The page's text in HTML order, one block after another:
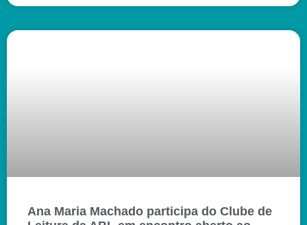
Ana Maria Machado participa do Clube de